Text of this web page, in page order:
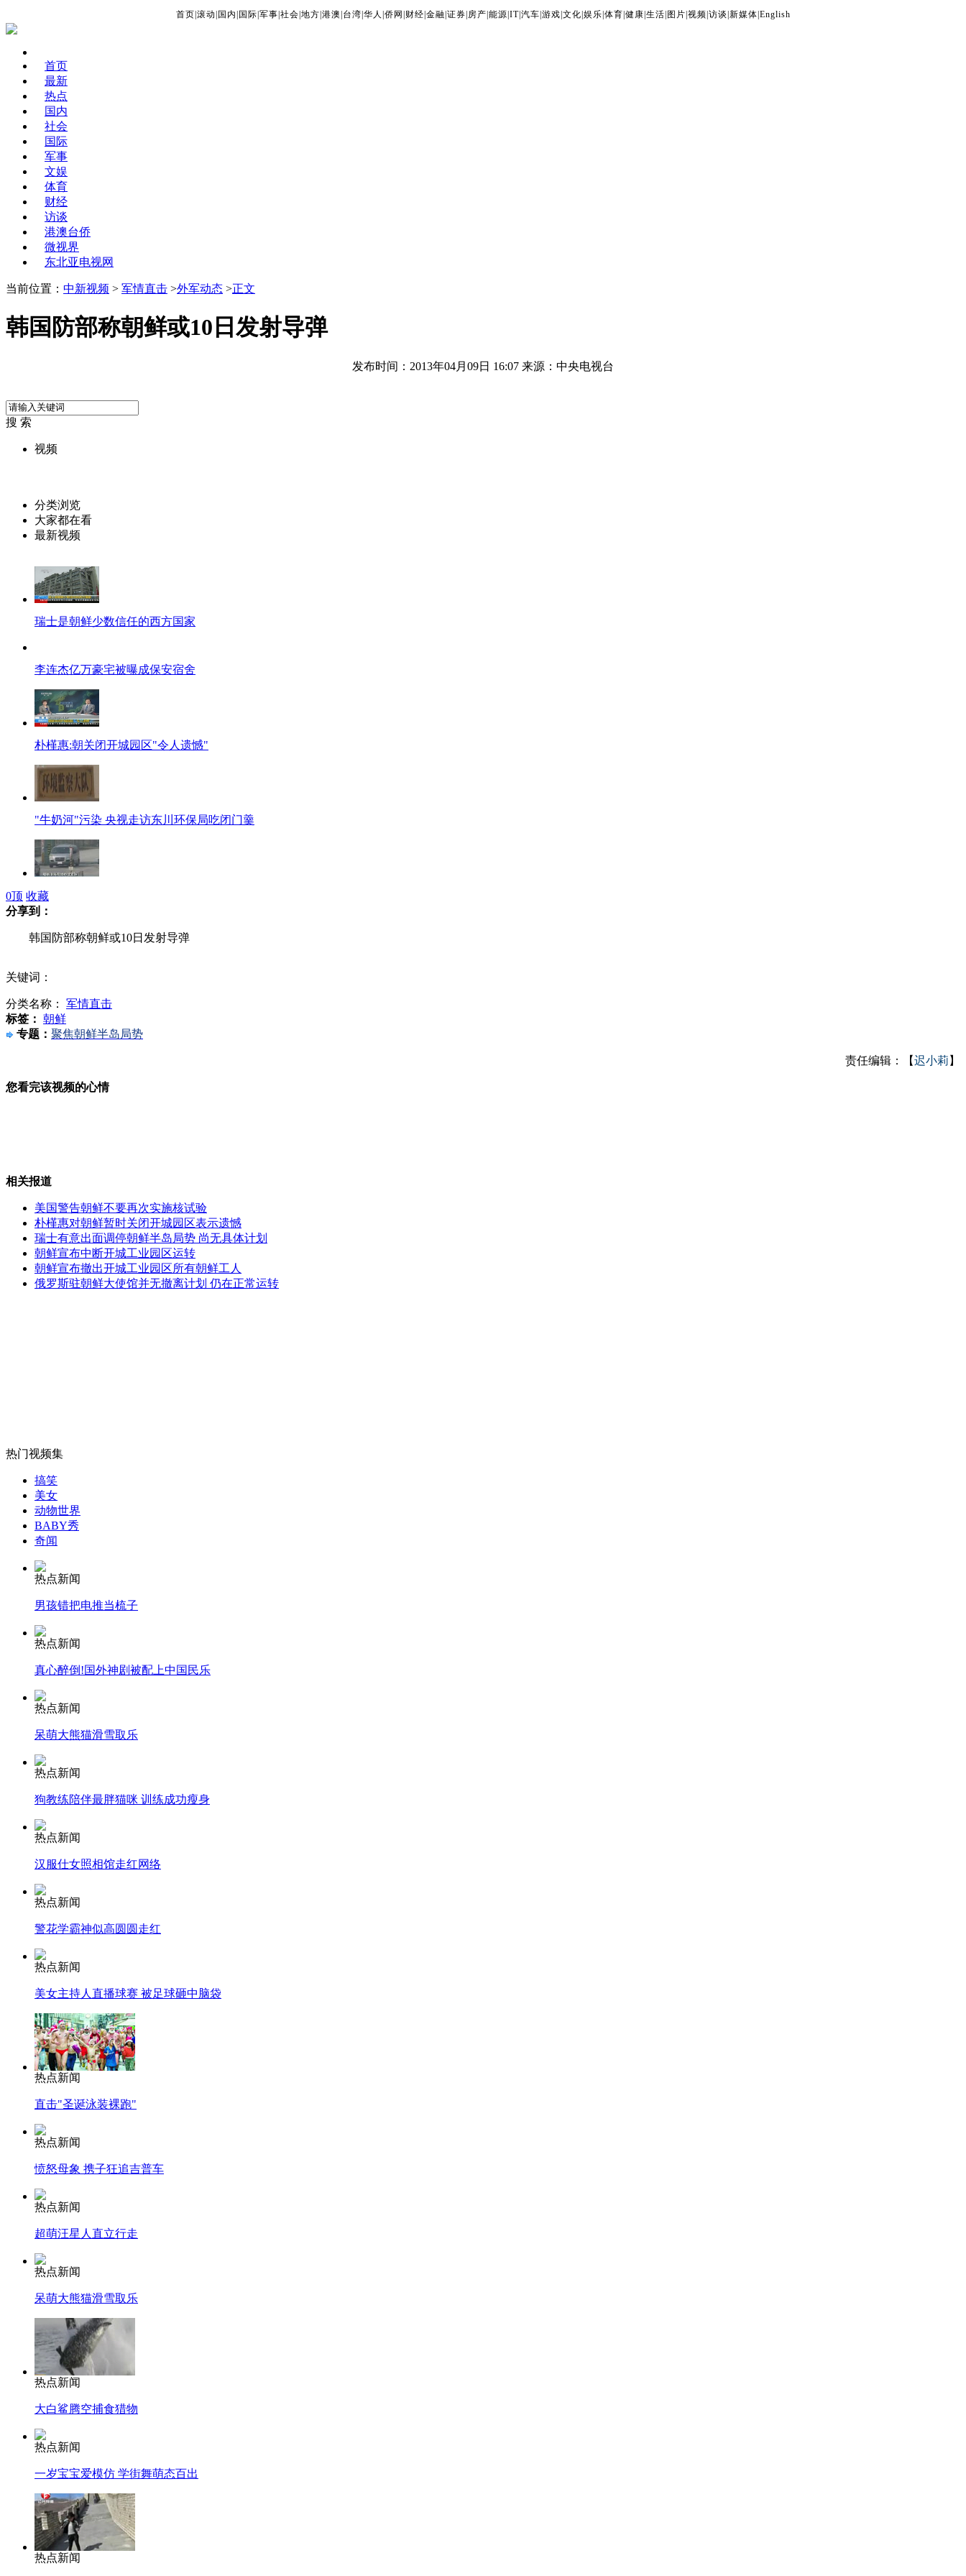
首页 滚动 国内 国际 军事 社会 地方 港澳 台湾 华人 侨网 财经 金融 证券 房产 能源 IT| 汽车 游戏 文化 娱乐 体育 健康 生活 图片 视频 访谈 新媒体 English
首页
最新
热点
国内
社会
国际
军事
文娱
体育
财经
访谈
港澳台侨
微视界
东北亚电视网
当前位置： 中新视频 > 军情直击 >外军动态 >正文
韩国防部称朝鲜或10日发射导弹
发布时间：2013年04月09日 16:07 来源：中央电视台
搜 索
视频
分类浏览
大家都在看
最新视频
瑞士是朝鲜少数信任的西方国家
李连杰亿万豪宅被曝成保安宿舍
朴槿惠:朝关闭开城园区"令人遗憾"
"牛奶河"污染 央视走访东川环保局吃闭门羹
镜头直击停工后的开城工业园
解密开城工业园区：朝韩关系"晴雨表"
巴西抵御近50年来最严重旱灾
外交部：反对强权政治霸凌主义
外交部：有关国家言论片面不公正
走！跟着总书记去植树
纽约上演“枕头大战”
0顶 收藏
分享到：
韩国防部称朝鲜或10日发射导弹
关键词：
分类名称： 军情直击
标签： 朝鲜
专题： 聚焦朝鲜半岛局势
责任编辑：【迟小莉 】
您看完该视频的心情
相关报道
美国警告朝鲜不要再次实施核试验
朴槿惠对朝鲜暂时关闭开城园区表示遗憾
瑞士有意出面调停朝鲜半岛局势 尚无具体计划
朝鲜宣布中断开城工业园区运转
朝鲜宣布撤出开城工业园区所有朝鲜工人
俄罗斯驻朝鲜大使馆并无撤离计划 仍在正常运转
热门视频集
搞笑
美女
动物世界
BABY秀
奇闻
热点新闻
男孩错把电推当梳子
热点新闻
真心醉倒!国外神剧被配上中国民乐
热点新闻
呆萌大熊猫滑雪取乐
热点新闻
狗教练陪伴最胖猫咪 训练成功瘦身
热点新闻
汉服仕女照相馆走红网络
热点新闻
警花学霸神似高圆圆走红
热点新闻
美女主持人直播球赛 被足球砸中脑袋
热点新闻
直击"圣诞泳装裸跑"
热点新闻
愤怒母象 携子狂追吉普车
热点新闻
超萌汪星人直立行走
热点新闻
呆萌大熊猫滑雪取乐
热点新闻
大白鲨腾空捕食猎物
热点新闻
一岁宝宝爱模仿 学街舞萌态百出
热点新闻